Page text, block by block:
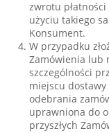
zwrotu
użyciu takiego
Konsument.
W przypadku
Zamówienia lub
szczególności
miejscu
odebrania
uprawniona do
przyszłych